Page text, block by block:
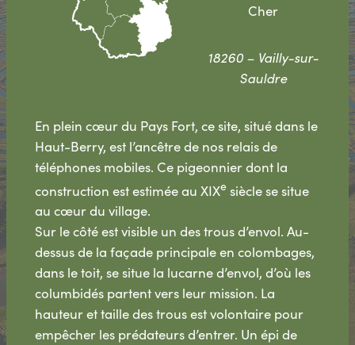
Cher
18260 – Vailly-sur-
Sauldre
En plein cœur du Pays Fort, ce site, situé dans le
Haut-Berry, est l’ancêtre de nos relais de
téléphones mobiles. Ce pigeonnier dont la
construction est estimée au XIXesiècle se situe
au cœur du village.
Sur le côté est visible un des trous d’envol. Au-
dessus de la façade principale en colombages,
dans le toit, se situe la lucarne d’envol, d’où les
columbidés partent vers leur mission. La
hauteur et taille des trous est volontaire pour
empêcher les prédateurs d’entrer. Un épi de